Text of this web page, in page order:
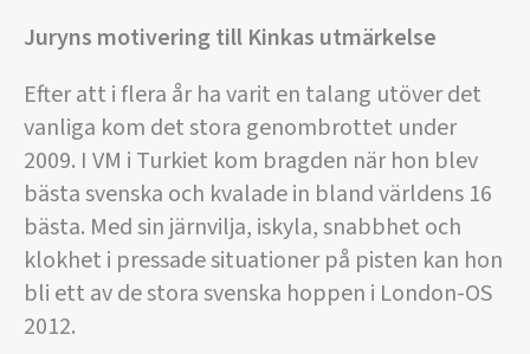
Juryns motivering till Kinkas utmärkelse
Efter att i flera år ha varit en talang utöver det
vanliga kom det stora genombrottet under
2009. I VM i Turkiet kom bragden när hon blev
bästa svenska och kvalade in bland världens 16
bästa. Med sin järnvilja, iskyla, snabbhet och
klokhet i pressade situationer på pisten kan hon
bli ett av de stora svenska hoppen i London-OS
2012.